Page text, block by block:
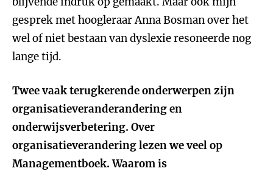
gesprek met hoogleraar Anna Bosman over het
wel of niet bestaan van dyslexie resoneerde nog
lange tijd.
Twee vaak terugkerende onderwerpen zijn
organisatieveranderandering en
onderwijsverbetering. Over
organisatieverandering lezen we veel op
Managementboek. Waarom is